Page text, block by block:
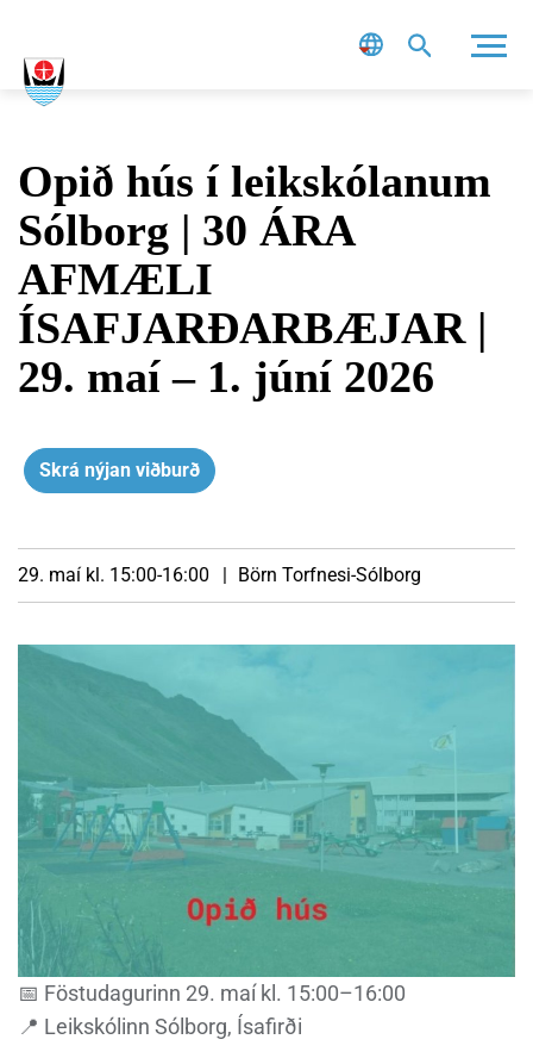
Opið hús í leikskólanum
Sólborg | 30 ÁRA
AFMÆLI
ÍSAFJARÐARBÆJAR |
29. maí – 1. júní 2026
Skrá nýjan viðburð
29. maí kl. 15:00-16:00 Börn Torfnesi-Sólborg
📅 Föstudagurinn 29. maí kl. 15:00–16:00
📍 Leikskólinn Sólborg, Ísafirði